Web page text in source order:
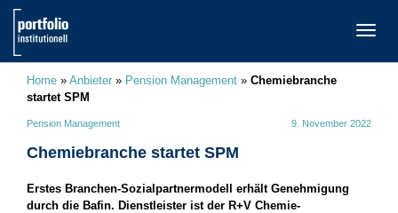
Home » Anbieter » Pension Management » Chemiebranche
startet SPM
Pension Management 9. November 2022
Chemiebranche startet SPM
Erstes Branchen-Sozialpartnermodell erhält Genehmigung
durch die Bafin. Dienstleister ist der R+V Chemie-